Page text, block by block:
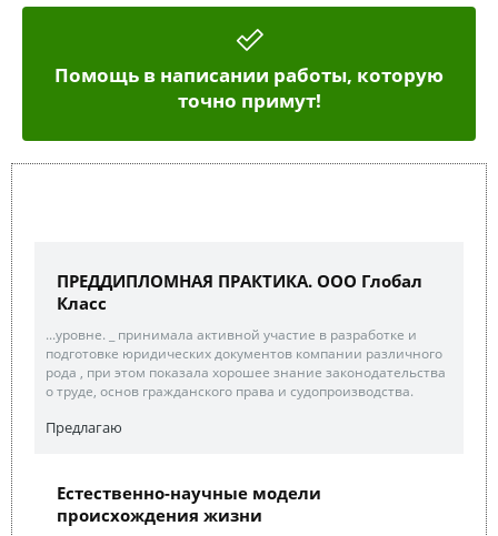
Помощь в написании работы, которую
точно примут!
ПРЕДДИПЛОМНАЯ ПРАКТИКА. ООО Глобал
Класс
...уровне. _ принимала активной участие в разработке и
подготовке юридических документов компании различного
рода , при этом показала хорошее знание законодательства
о труде, основ гражданского права и судопроизводства.
Предлагаю
Естественно-научные модели
происхождения жизни